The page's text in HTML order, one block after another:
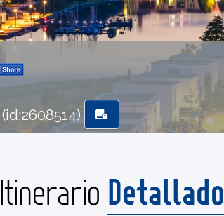
(id:2608514)
Itinerario Detallado